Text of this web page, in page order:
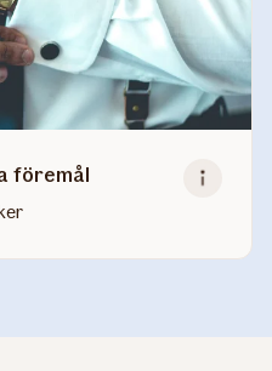
föremål